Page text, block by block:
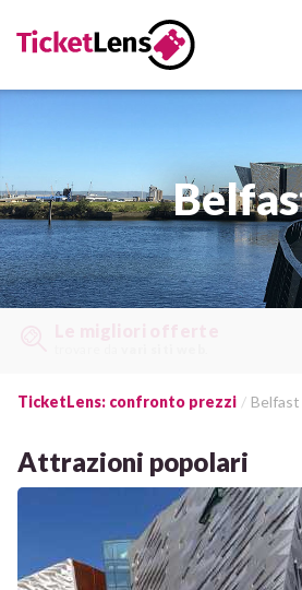
TicketLens: confronto prezzi Belfast
Attrazioni popolari